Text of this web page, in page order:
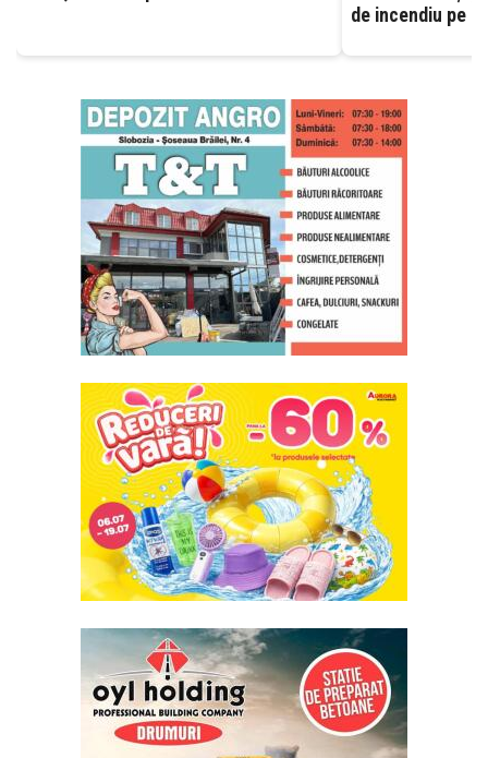
de incendiu pe